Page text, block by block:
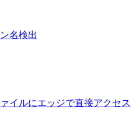
名検出
イルにエッジで直接アクセス